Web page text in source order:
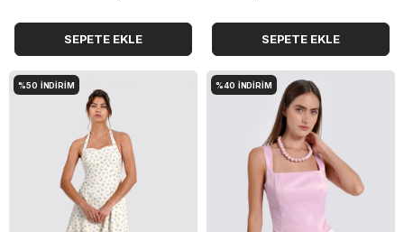
SEPETE EKLE SEPETE EKLE
%50 İNDIRIM %40 İNDIRIM